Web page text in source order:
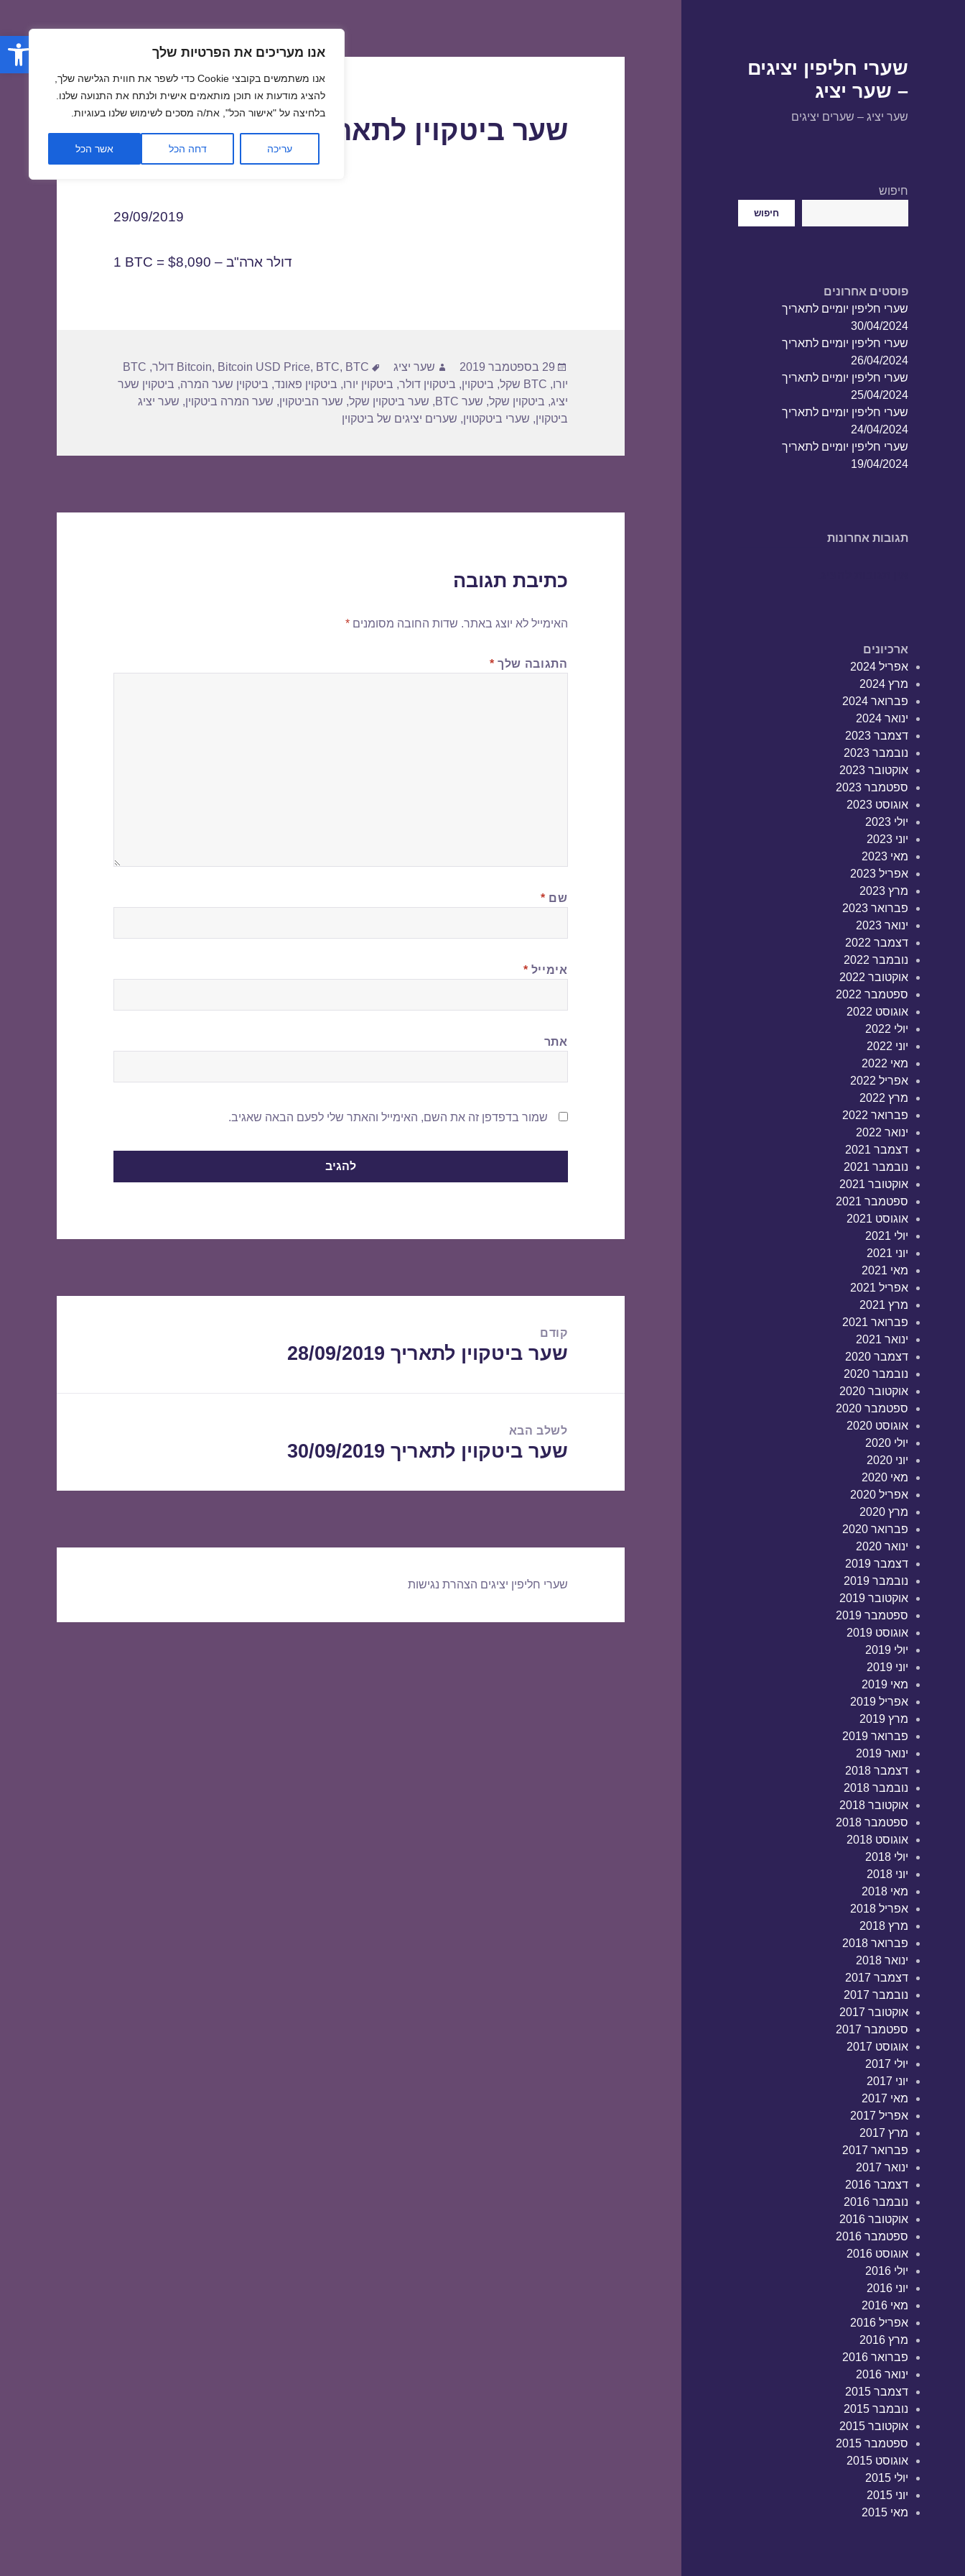
פתח אנו מעריכים את הפרטיות שלך
אנו משתמשים בקובצי Cookie כדי לשפר את חווית הגלישה שלך,
להציג מודעות או תוכן מותאמים אישית ולנתח את התנועה שלנו.
בלחיצה על "אישור הכל", את/ה מסכים לשימוש שלנו בעוגיות.
עריכה דחה הכל אשר הכל
שערי חליפין יציגים
– שער יציג
שער יציג – שערים יציגים
חיפוש
חיפוש
פוסטים אחרונים
שערי חליפין יומיים לתאריך
30/04/2024
שערי חליפין יומיים לתאריך
26/04/2024
שערי חליפין יומיים לתאריך
25/04/2024
שערי חליפין יומיים לתאריך
24/04/2024
שערי חליפין יומיים לתאריך
19/04/2024
תגובות אחרונות
ארכיונים
אפריל 2024
מרץ 2024
פברואר 2024
ינואר 2024
דצמבר 2023
נובמבר 2023
אוקטובר 2023
ספטמבר 2023
אוגוסט 2023
יולי 2023
יוני 2023
מאי 2023
אפריל 2023
מרץ 2023
פברואר 2023
ינואר 2023
דצמבר 2022
נובמבר 2022
אוקטובר 2022
ספטמבר 2022
אוגוסט 2022
יולי 2022
יוני 2022
מאי 2022
אפריל 2022
מרץ 2022
פברואר 2022
ינואר 2022
דצמבר 2021
נובמבר 2021
אוקטובר 2021
ספטמבר 2021
אוגוסט 2021
יולי 2021
יוני 2021
מאי 2021
אפריל 2021
מרץ 2021
פברואר 2021
ינואר 2021
דצמבר 2020
נובמבר 2020
אוקטובר 2020
ספטמבר 2020
אוגוסט 2020
יולי 2020
יוני 2020
מאי 2020
אפריל 2020
מרץ 2020
פברואר 2020
ינואר 2020
דצמבר 2019
נובמבר 2019
אוקטובר 2019
ספטמבר 2019
אוגוסט 2019
יולי 2019
יוני 2019
מאי 2019
אפריל 2019
מרץ 2019
פברואר 2019
ינואר 2019
דצמבר 2018
נובמבר 2018
אוקטובר 2018
ספטמבר 2018
אוגוסט 2018
יולי 2018
יוני 2018
מאי 2018
אפריל 2018
מרץ 2018
פברואר 2018
ינואר 2018
דצמבר 2017
נובמבר 2017
אוקטובר 2017
ספטמבר 2017
אוגוסט 2017
יולי 2017
יוני 2017
מאי 2017
אפריל 2017
מרץ 2017
פברואר 2017
ינואר 2017
דצמבר 2016
נובמבר 2016
אוקטובר 2016
ספטמבר 2016
אוגוסט 2016
יולי 2016
יוני 2016
מאי 2016
אפריל 2016
מרץ 2016
פברואר 2016
ינואר 2016
דצמבר 2015
נובמבר 2015
אוקטובר 2015
ספטמבר 2015
אוגוסט 2015
יולי 2015
יוני 2015
מאי 2015
שער ביטקוין לתאריך 29/09/2019
29/09/2019
1 BTC = $8,090 – דולר ארה"ב
פורסם
בתאריך
29 בספטמבר 2019 מחבר
שער יציג תגיות Bitcoin, Bitcoin USD Price, BTC, BTC דולר ,
BTC
יורו, BTC שקל , ביטקוין, ביטקוין דולר, ביטקוין יורו, ביטקוין פאונד, ביטקוין שער המרה, ביטקוין שער
יציג, ביטקוין שקל, שער BTC , שער ביטקוין שקל, שער הביטקוין, שער המרה ביטקוין, שער יציג
ביטקוין, שערי ביטקטוין, שערים יציגים של ביטקוין
כתיבת תגובה
האימייל לא יוצג באתר. שדות החובה מסומנים*
התגובה שלך *
שם *
אימייל *
אתר
שמור בדפדפן זה את השם, האימייל והאתר שלי לפעם הבאה שאגיב.
קודם
הפוסט
שער ביטקוין לתאריך 28/09/2019
לשלב הבא
הפוסט
שער ביטקוין לתאריך 30/09/2019
שערי חליפין יציגים הצהרת נגישות